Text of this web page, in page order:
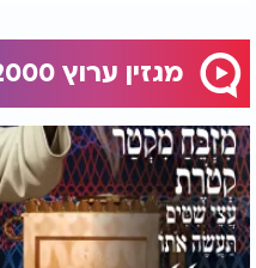
מגזין ערוץ 2000